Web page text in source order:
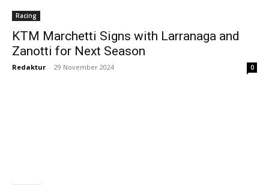
Racing
KTM Marchetti Signs with Larranaga and
Zanotti for Next Season
Redaktur - 29 November 2024 0